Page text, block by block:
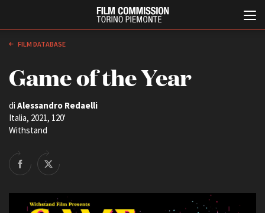
ABOUT
Chi siamo
EVENTI, SPECIALI
Anteprime in Piemonte
FILM DATABASE
Game of the Year
di Alessandro Redaelli
Italia, 2021, 120'
Withstand